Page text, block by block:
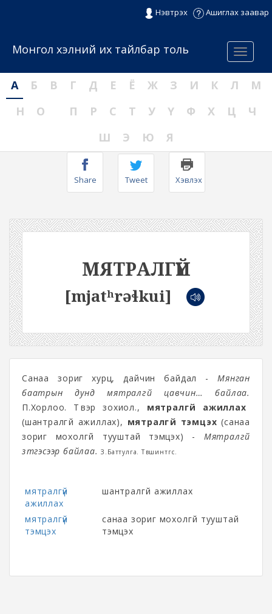
Нэвтрэх Ашиглах заавар
Menu
Монгол хэлний их тайлбар толь
А Б В Г Д Е Ё Ж З И К Л
М
Н
О П Р С Т У Ү Ф Х Ц
Ч
Ш
Э Ю Я
Share Tweet Хэвлэх
МЯТРАЛГҮЙ
[mjatʰrəɬkui]
Санаа зориг хурц, дайчин байдал -Мянган
баатрын дунд мятралгүй цавчин… байлаа.
П.Хорлоо. Түүвэр зохиол.,
мятралгүй ажиллах
(шантралгүй ажиллах), мятралгүй тэмцэх (санаа
зориг мохолгүй тууштай тэмцэх) - Мятралгүй
зүтгэсээр байлаа. З.Баттулга. Төвшинтөгс.
мятралгүй
ажиллах
шантралгүй ажиллах
мятралгүй
тэмцэх
санаа зориг мохолгүй тууштай
тэмцэх